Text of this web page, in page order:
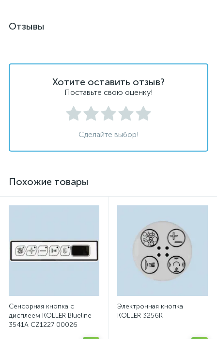
Отзывы
Хотите оставить отзыв?
Поставьте свою оценку!
Сделайте выбор!
Похожие товары
Сенсорная кнопка с
дисплеем KOLLER Blueline
3541A CZ1227 00026
Электронная кнопка
KOLLER 3256K